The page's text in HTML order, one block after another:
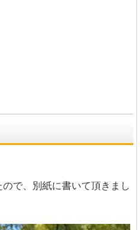
で、別紙に書いて頂きまし